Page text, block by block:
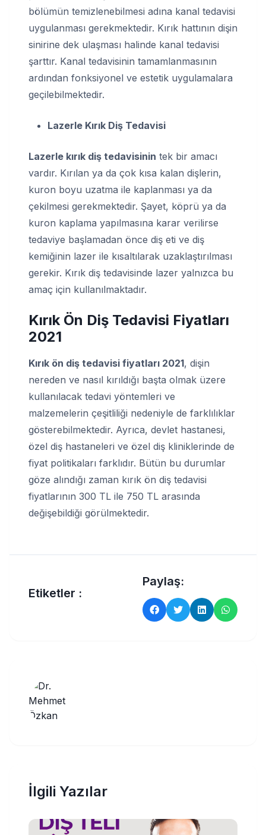
bölümün temizlenebilmesi adına kanal tedavisi
uygulanması gerekmektedir. Kırık hattının dişin
sinirine dek ulaşması halinde kanal tedavisi
şarttır. Kanal tedavisinin tamamlanmasının
ardından fonksiyonel ve estetik uygulamalara
geçilebilmektedir.
Lazerle Kırık Diş Tedavisi
Lazerle kırık diş tedavisinin tek bir amacı
vardır. Kırılan ya da çok kısa kalan dişlerin,
kuron boyu uzatma ile kaplanması ya da
çekilmesi gerekmektedir. Şayet, köprü ya da
kuron kaplama yapılmasına karar verilirse
tedaviye başlamadan önce diş eti ve diş
kemiğinin lazer ile kısaltılarak uzaklaştırılması
gerekir. Kırık diş tedavisinde lazer yalnızca bu
amaç için kullanılmaktadır.
Kırık Ön Diş Tedavisi Fiyatları
2021
Kırık ön diş tedavisi fiyatları 2021, dişin
nereden ve nasıl kırıldığı başta olmak üzere
kullanılacak tedavi yöntemleri ve
malzemelerin çeşitliliği nedeniyle de farklılıklar
gösterebilmektedir. Ayrıca, devlet hastanesi,
özel diş hastaneleri ve özel diş kliniklerinde de
fiyat politikaları farklıdır. Bütün bu durumlar
göze alındığı zaman kırık ön diş tedavisi
fiyatlarının 300 TL ile 750 TL arasında
değişebildiği görülmektedir.
Etiketler :
Paylaş:
İlgili Yazılar